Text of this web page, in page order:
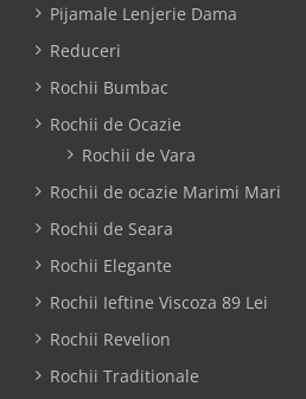
Pijamale Lenjerie Dama
Reduceri
Rochii Bumbac
Rochii de Ocazie
Rochii de Vara
Rochii de ocazie Marimi Mari
Rochii de Seara
Rochii Elegante
Rochii Ieftine Viscoza 89 Lei
Rochii Revelion
Rochii Traditionale